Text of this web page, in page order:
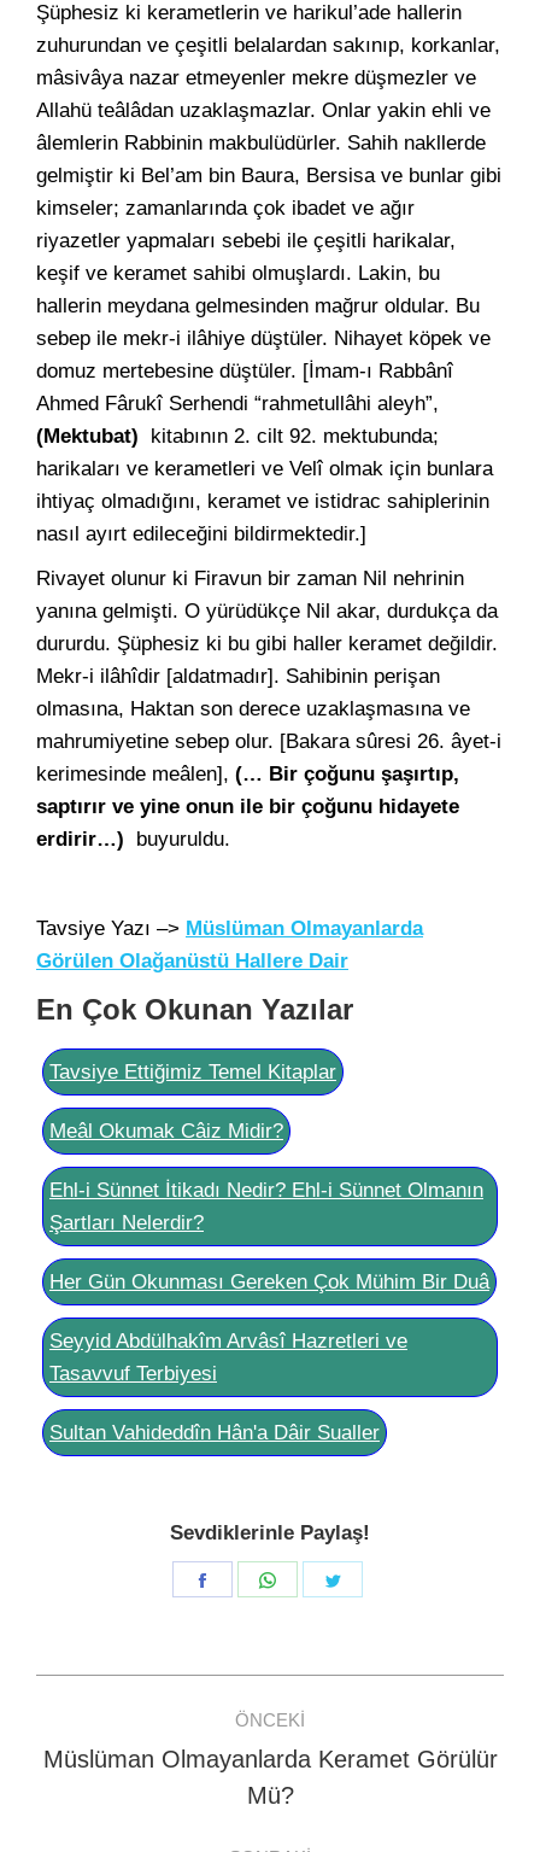
Şüphesiz ki kerametlerin ve harikul’ade hallerin
zuhurundan ve çeşitli belalardan sakınıp, korkanlar,
mâsivâya nazar etmeyenler mekre düşmezler ve
Allahü teâlâdan uzaklaşmazlar. Onlar yakin ehli ve
âlemlerin Rabbinin makbulüdürler. Sahih nakllerde
gelmiştir ki Bel’am bin Baura, Bersisa ve bunlar gibi
kimseler; zamanlarında çok ibadet ve ağır
riyazetler yapmaları sebebi ile çeşitli harikalar,
keşif ve keramet sahibi olmuşlardı. Lakin, bu
hallerin meydana gelmesinden mağrur oldular. Bu
sebep ile mekr-i ilâhiye düştüler. Nihayet köpek ve
domuz mertebesine düştüler. [İmam-ı Rabbânî
Ahmed Fârukî Serhendi “rahmetullâhi aleyh”,
(Mektubat)
kitabının 2. cilt 92. mektubunda;
harikaları ve kerametleri ve Velî olmak için bunlara
ihtiyaç olmadığını, keramet ve istidrac sahiplerinin
nasıl ayırt edileceğini bildirmektedir.]
Rivayet olunur ki Firavun bir zaman Nil nehrinin
yanına gelmişti. O yürüdükçe Nil akar, durdukça da
dururdu. Şüphesiz ki bu gibi haller keramet değildir.
Mekr-i ilâhîdir [aldatmadır]. Sahibinin perişan
olmasına, Haktan son derece uzaklaşmasına ve
mahrumiyetine sebep olur. [Bakara sûresi 26. âyet-i
kerimesinde meâlen], (… Bir çoğunu şaşırtıp,
saptırır ve yine onun ile bir çoğunu hidayete
erdirir…)
buyuruldu.
Tavsiye Yazı –> Müslüman Olmayanlarda
Görülen Olağanüstü Hallere Dair
En Çok Okunan Yazılar
Tavsiye Ettiğimiz Temel Kitaplar
Meâl Okumak Câiz Midir?
Ehl-i Sünnet İtikadı Nedir? Ehl-i Sünnet Olmanın
Şartları Nelerdir?
Her Gün Okunması Gereken Çok Mühim Bir Duâ
Seyyid Abdülhakîm Arvâsî Hazretleri ve
Tasavvuf Terbiyesi
Sultan Vahideddîn Hân'a Dâir Sualler
Sevdiklerinle Paylaş!
Share
Share
navigation
ÖNCEKI
Previous
post:
Müslüman Olmayanlarda Keramet Görülür
Mü?